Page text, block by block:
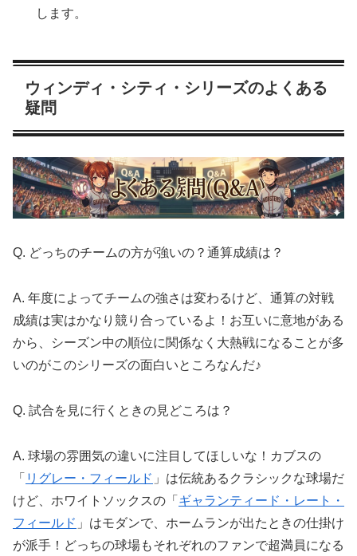
します。
ウィンディ・シティ・シリーズのよくある
疑問
Q. どっちのチームの方が強いの？通算成績は？
A. 年度によってチームの強さは変わるけど、通算の対戦
成績は実はかなり競り合っているよ！お互いに意地がある
から、シーズン中の順位に関係なく大熱戦になることが多
いのがこのシリーズの面白いところなんだ♪
Q. 試合を見に行くときの見どころは？
A. 球場の雰囲気の違いに注目してほしいな！カブスの
「 リグレー・フィールド 」は伝統あるクラシックな球場だ
けど、ホワイトソックスの「 ギャランティード・レート・
フィールド 」はモダンで、ホームランが出たときの仕掛け
が派手！どっちの球場もそれぞれのファンで超満員になる